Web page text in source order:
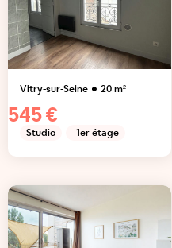
Vitry-sur-Seine 20m²
545 €
Studio 1er étage